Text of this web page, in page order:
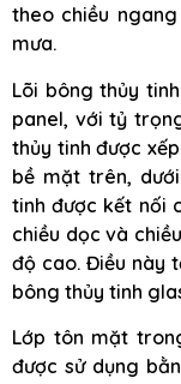
theo chiều
mưa.
Lõi bông thủy
panel, với tỷ
thủy tinh được
bề mặt trên,
tinh được kết nối
chiều dọc và
độ cao. Điều này
bông thủy tinh
Lớp tôn mặt
được sử dụng